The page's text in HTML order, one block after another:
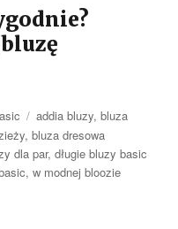
Tagi
addia bluzy,bluza
,bluza dresowa
dla par,długie bluzy basic
,w modnej bloozie